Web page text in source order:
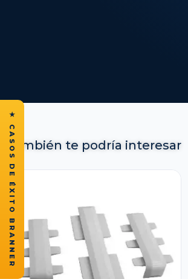
También te podría interesar
★ CASOS DE ÉXITO BRANNER